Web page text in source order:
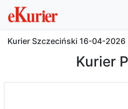
Kurier Szczeciński 16-04-2026
Kurier